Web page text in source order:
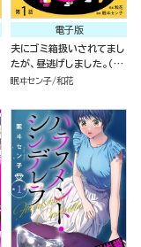
電子版
夫にゴミ箱扱いされてまし
たが、昼逃げしました。（分
冊版）
眠ヰセン子 和花